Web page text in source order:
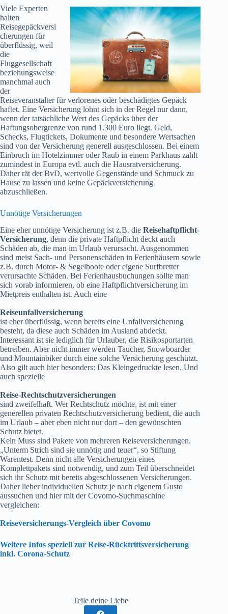
Viele Experten
halten
Reisegepäckversi
cherungen für
überflüssig, weil
die
Fluggesellschaft
beziehungsweise
manchmal auch
der
Reiseveranstalter für verlorenes oder beschädigtes Gepäck
haftet. Eine Versicherung lohnt sich in der Regel nur dann,
wenn der tatsächliche Wert des Gepäcks über der
Haftungsobergrenze von rund 1.300 Euro liegt. Geld,
Schecks, Flugtickets, Dokumente und besondere Wertsachen
sind von der Versicherung generell ausgeschlossen. Bei einem
Einbruch im Hotelzimmer oder Raub in einem Parkhaus zahlt
zumindest in Europa evtl. auch die Hausratversicherung.
Daher rät der BvD, wertvolle Gegenstände und Schmuck zu
Hause zu lassen und keine Gepäckversicherung
abzuschließen.
Unnötige Versicherungen
Eine eher unnötige Versicherung ist z.B. die Reisehaftpflicht-
Versicherung, denn die private Haftpflicht deckt auch
Schäden ab, die man im Urlaub verursacht. Ausgenommen
sind meist Sach- und Personenschäden in Ferienhäusern sowie
z.B. durch Motor- & Segelboote oder eigene Surfbretter
verursachte Schäden. Bei Ferienhausbuchungen sollte man
sich vorab informieren, ob eine Haftpflichtversicherung im
Mietpreis enthalten ist. Auch eine
Reiseunfallversicherung
ist eher überflüssig, wenn bereits eine Unfallversicherung
besteht, da diese auch Schäden im Ausland abdeckt.
Interessant ist sie lediglich für Urlauber, die Risikosportarten
betreiben. Aber nicht immer werden Taucher, Snowboarder
und Mountainbiker durch eine solche Versicherung geschützt.
Also gilt auch hier besonders: Das Kleingedruckte lesen. Und
auch spezielle
Reise-Rechtschutzversicherungen
sind zweifelhaft. Wer Rechtschutz möchte, ist mit einer
generellen privaten Rechtschutzversicherung bedient, die auch
im Urlaub – aber eben nicht nur dort – den gewünschten
Schutz bietet.
Kein Muss sind Pakete von mehreren Reiseversicherungen.
„Unterm Strich sind sie unnötig und teuer“, so Stiftung
Warentest. Denn nicht alle Versicherungen eines
Komplettpakets sind notwendig, und zum Teil überschneidet
sich ihr Schutz mit bereits abgeschlossenen Versicherungen.
Daher lieber individuellen Schutz je nach eigenem Gusto
aussuchen und hier mit der Covomo-Suchmaschine
vergleichen:
Reiseversicherungs-Vergleich über Covomo
Weitere Infos speziell zur Reise-Rücktrittsversicherung
inkl. Corona-Schutz
Teile deine Liebe